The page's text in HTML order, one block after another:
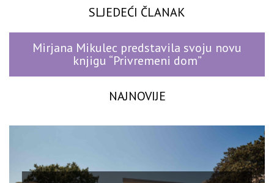
SLJEDEĆI ČLANAK
Mirjana Mikulec predstavila svoju novu
knjigu “Privremeni dom”
NAJNOVIJE